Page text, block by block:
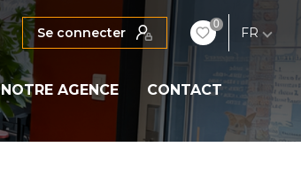
Se connecter
0
FR
NOTRE AGENCE CONTACT